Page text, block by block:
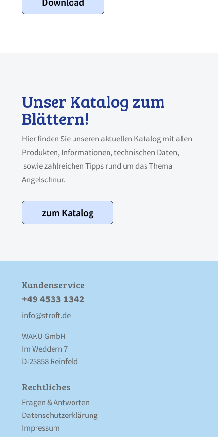
Unser Katalog zum
Blättern!
Hier finden Sie unseren aktuellen Katalog mit allen
Produkten, Informationen, technischen Daten,
sowie zahlreichen Tipps rund um das Thema
Angelschnur.
zum Katalog
Kunden­service
+49 4533 1342
info@stroft.de
WAKU GmbH
Im Weddern 7
D-23858 Reinfeld
Rechtliches
Fragen & Antworten
Datenschutz­erklärung
Impressum